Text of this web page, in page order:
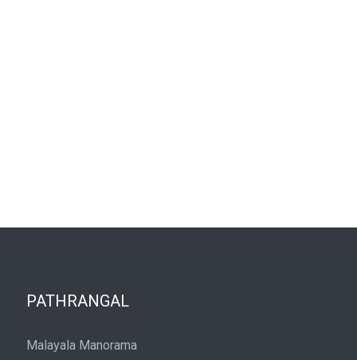
PATHRANGAL
Malayala Manorama